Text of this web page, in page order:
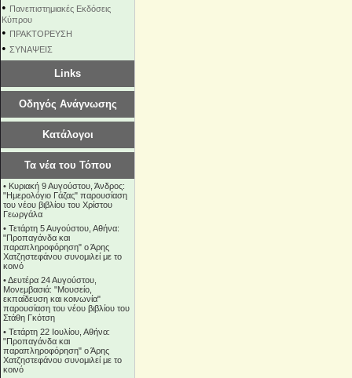
• Πανεπιστημιακές Εκδόσεις
Κύπρου
• ΠΡΑΚΤΟΡΕΥΣΗ
• ΣΥΝΑΨΕΙΣ
Links
Οδηγός Ανάγνωσης
Κατάλογοι
Τα νέα του Τόπου
• Κυριακή 9 Αυγούστου, Άνδρος:
"Ημερολόγιο Γάζας" παρουσίαση
του νέου βιβλίου του Χρίστου
Γεωργάλα
• Τετάρτη 5 Αυγούστου, Αθήνα:
"Προπαγάνδα και
παραπληροφόρηση" ο Άρης
Χατζηστεφάνου συνομιλεί με το
κοινό
•Δευτέρα 24 Αυγούστου,
Μονεμβασιά: "Μουσείο,
εκπαίδευση και κοινωνία"
παρουσίαση του νέου βιβλίου του
Στάθη Γκότση
• Τετάρτη 22 Ιουλίου, Αθήνα:
"Προπαγάνδα και
παραπληροφόρηση" ο Άρης
Χατζηστεφάνου συνομιλεί με το
κοινό